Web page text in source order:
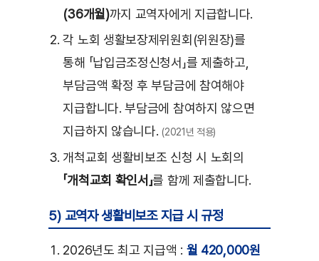
(36개월)까지 교역자에게 지급합니다.
각 노회 생활보장제위원회(위원장)를
통해 「납입금조정신청서」를 제출하고,
부담금액 확정 후 부담금에 참여해야
지급합니다. 부담금에 참여하지 않으면
지급하지 않습니다. (2021년 적용)
개척교회 생활비보조 신청 시 노회의
「개척교회 확인서」를 함께 제출합니다.
5) 교역자 생활비보조 지급 시 규정
2026년도 최고 지급액 : 월 420,000원